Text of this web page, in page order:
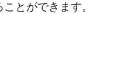
とができます。